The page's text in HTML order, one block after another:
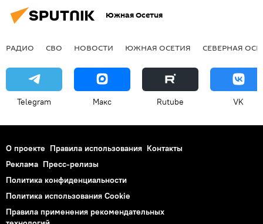
Южная Осетия
РАДИО СВО НОВОСТИ ЮЖНАЯ ОСЕТИЯ СЕВЕРНАЯ
Telegram Макс Rutube VK
О проекте Правила использования Контакты
Реклама Пресс-релизы
Политика конфиденциальности
Политика использования Cookie
Правила применения рекомендательных